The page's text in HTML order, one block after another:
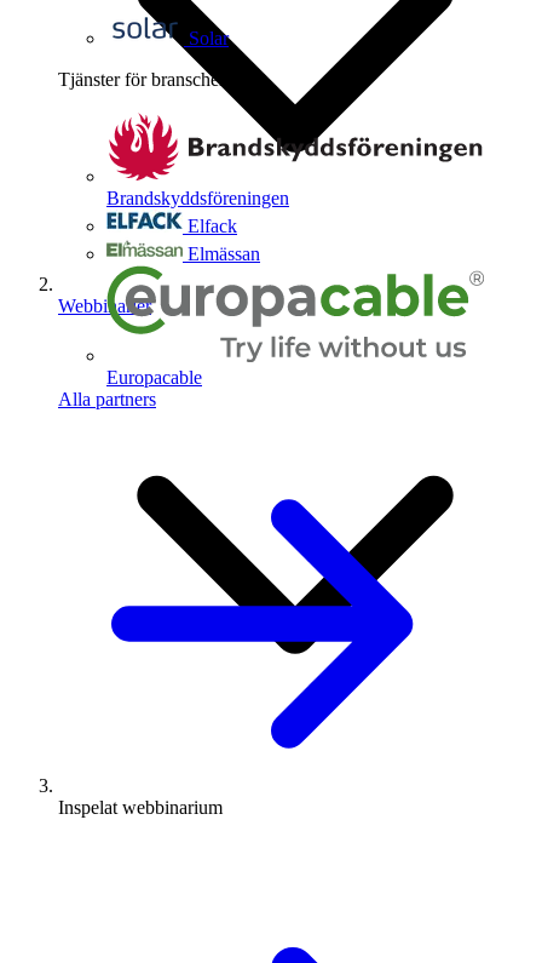
Solar
Tjänster för branschen
Brandskyddsföreningen
Elfack
Elmässan
Europacable
Alla partners
Webbinarier
Inspelat webbinarium